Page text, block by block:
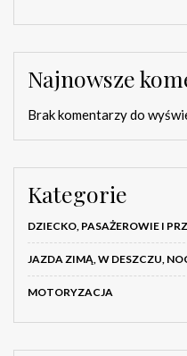
Najnowsze
Brak komentarzy do
Kategorie
DZIECKO, PASAŻEROWIE I
JAZDA ZIMĄ, W DESZCZU,
MOTORYZACJA